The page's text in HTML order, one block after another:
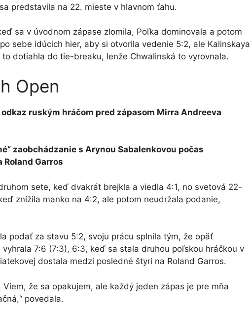
predstavila na 22. mieste v hlavnom ťahu.
sa v úvodnom zápase zlomila, Poľka dominovala a potom
sebe idúcich hier, aby si otvorila vedenie 5:2, ale Kalinskaya
dotiahla do tie-breaku, lenže Chwalinská to vyrovnala.
Open
ruským hráčom pred zápasom Mirra Andreeva
zaobchádzanie s Arynou Sabalenkovou počas
Roland Garros
sete, keď dvakrát brejkla a viedla 4:1, no svetová 22-
znížila manko na 4:2, ale potom neudržala podanie,
podať za stavu 5:2, svoju prácu splnila tým, že opäť
7:6 (7:3), 6:3, keď sa stala druhou poľskou hráčkou v
dostala medzi posledné štyri na Roland Garros.
Viem, že sa opakujem, ale každý jeden zápas je pre mňa
povedala.